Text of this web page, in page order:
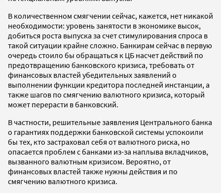
В количественном смягчении сейчас, кажется, нет никакой
необходимости: уровень занятости в экономике высок,
добиться роста выпуска за счет стимулирования спроса в
такой ситуации крайне сложно. Банкирам сейчас в первую
очередь стоило бы обращаться к ЦБ насчет действий по
предотвращению банковского кризиса, требовать от
финансовых властей убедительных заявлений о
выполнении функции кредитора последней инстанции, а
также шагов по смягчению валютного кризиса, который
может перерасти в банковский.
В частности, решительные заявления Центрального банка
о гарантиях поддержки банковской системы успокоили
бы тех, кто застраховал себя от валютного риска, но
опасается проблем с банками из-за наплыва вкладчиков,
вызванного валютным кризисом. Вероятно, от
финансовых властей также нужны действия и по
смягчению валютного кризиса.